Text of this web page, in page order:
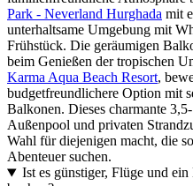
Park - Neverland Hurghada mit
unterhaltsame Umgebung mit
Frühstück. Die geräumigen
beim Genießen der tropischen
Karma Aqua Beach Resort,
budgetfreundlichere Option mit
Balkonen. Dieses charmante
Außenpool und privaten
Wahl für diejenigen macht, die
Abenteuer suchen.
Ist es günstiger, Flüge und